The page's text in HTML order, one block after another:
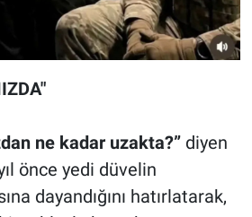
ne kadar uzakta?” diyen
önce yedi düvelin
dayandığını hatırlatarak,